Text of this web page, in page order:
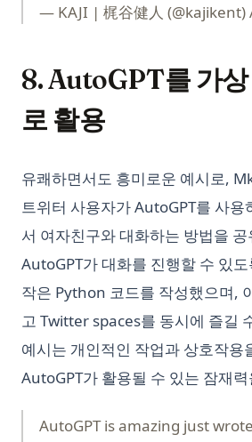
— KAJI | 梶谷健人 (@kajikent)
8. AutoGPT를 가
로 활용
유쾌하면서도 흥미로운 예시로,
트위터 사용자가 AutoGPT를 사
서 여자친구와 대화하는 방법을
AutoGPT가 대화를 진행할 수 있
작은 Python 코드를 작성했으며,
고 Twitter spaces를 동시에 즐길
예시는 개인적인 작업과 상호작용
AutoGPT가 활용될 수 있는 잠재
AutoGPT is amazing just